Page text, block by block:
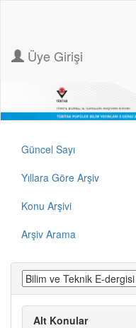
Üye Girişi
Güncel Sayı
Yıllara Göre Arşiv
Konu Arşivi
Arşiv Arama
Alt Konular